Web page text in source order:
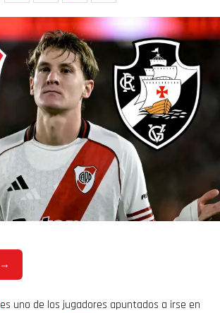
es uno de los jugadores apuntados a irse en